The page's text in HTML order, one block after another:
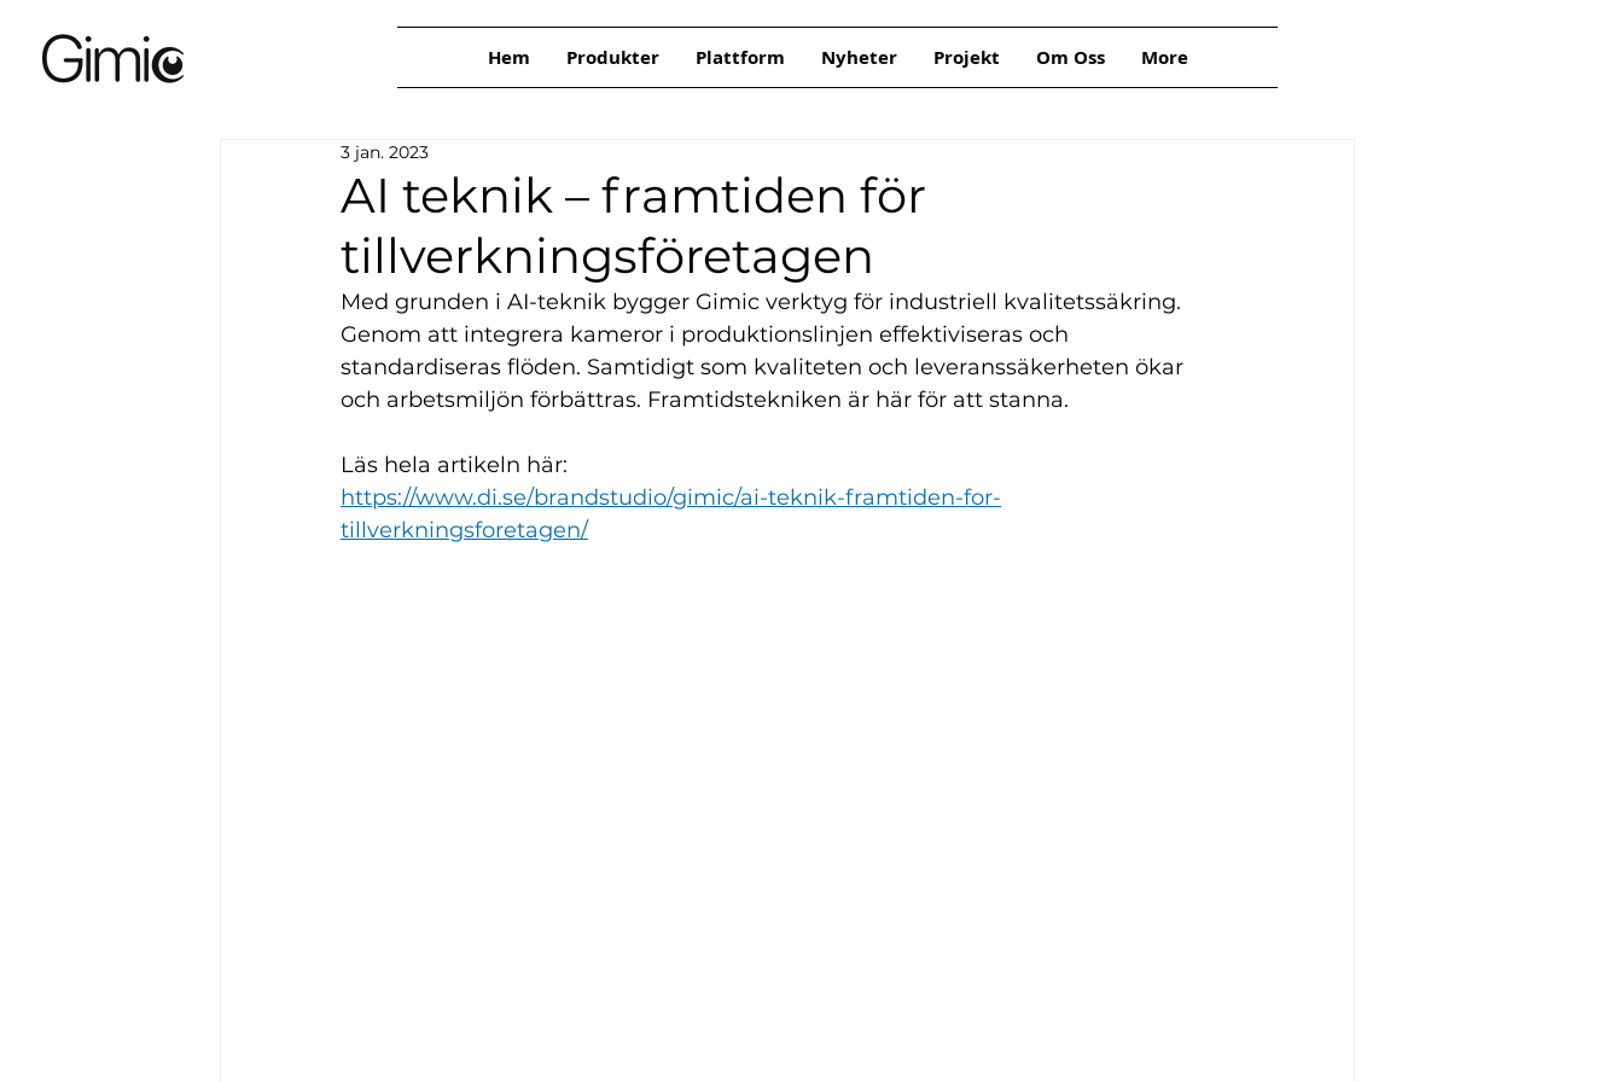
Hem Produkter Plattform Nyheter Projekt Om Oss More
AI teknik – framtiden för
tillverkningsföretagen
3 jan. 2023
Med grunden i AI-teknik bygger Gimic verktyg för industriell kvalitetssäkring.
Genom att integrera kameror i produktionslinjen effektiviseras och
standardiseras flöden. Samtidigt som kvaliteten och leveranssäkerheten ökar
och arbetsmiljön förbättras. Framtidstekniken är här för att stanna.
Läs hela artikeln här:
https://www.di.se/brandstudio/gimic/ai-teknik-framtiden-for-
tillverkningsforetagen/